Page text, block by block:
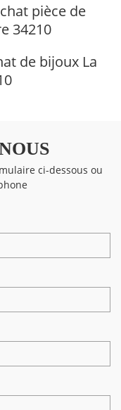
pièce de
34210
de bijoux La
ci-dessous ou